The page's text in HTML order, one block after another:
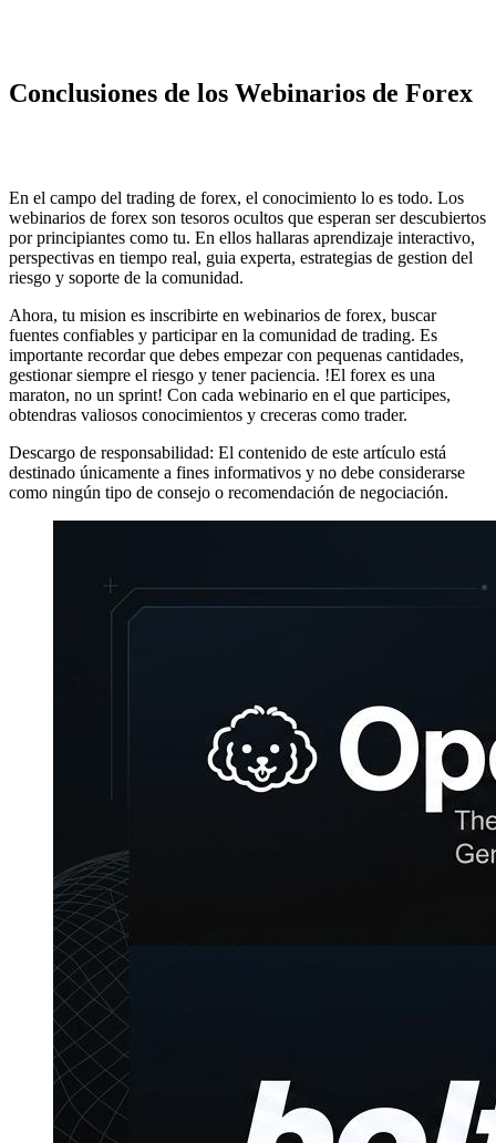
Conclusiones de los Webinarios de Forex
En el campo del trading de forex, el conocimiento lo es todo. Los
webinarios de forex son tesoros ocultos que esperan ser descubiertos
por principiantes como tu. En ellos hallaras aprendizaje interactivo,
perspectivas en tiempo real, guia experta, estrategias de gestion del
riesgo y soporte de la comunidad.
Ahora, tu mision es inscribirte en webinarios de forex, buscar
fuentes confiables y participar en la comunidad de trading. Es
importante recordar que debes empezar con pequenas cantidades,
gestionar siempre el riesgo y tener paciencia. !El forex es una
maraton, no un sprint! Con cada webinario en el que participes,
obtendras valiosos conocimientos y creceras como trader.
Descargo de responsabilidad: El contenido de este artículo está
destinado únicamente a fines informativos y no debe considerarse
como ningún tipo de consejo o recomendación de negociación.